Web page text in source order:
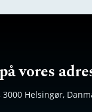
vores
Helsingør,